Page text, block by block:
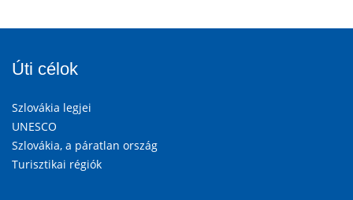
Úti célok
Szlovákia legjei
UNESCO
Szlovákia, a páratlan ország
Turisztikai régiók